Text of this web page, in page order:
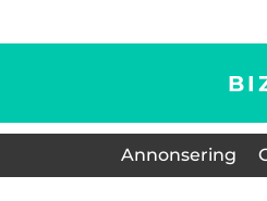
Annonsering